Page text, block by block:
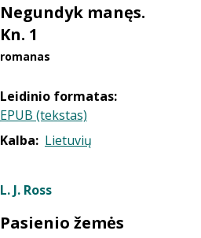
Negundyk manęs.
Kn. 1
romanas
Leidinio formatas:
EPUB (tekstas)
Kalba: Lietuvių
L. J. Ross
Pasienio žemės